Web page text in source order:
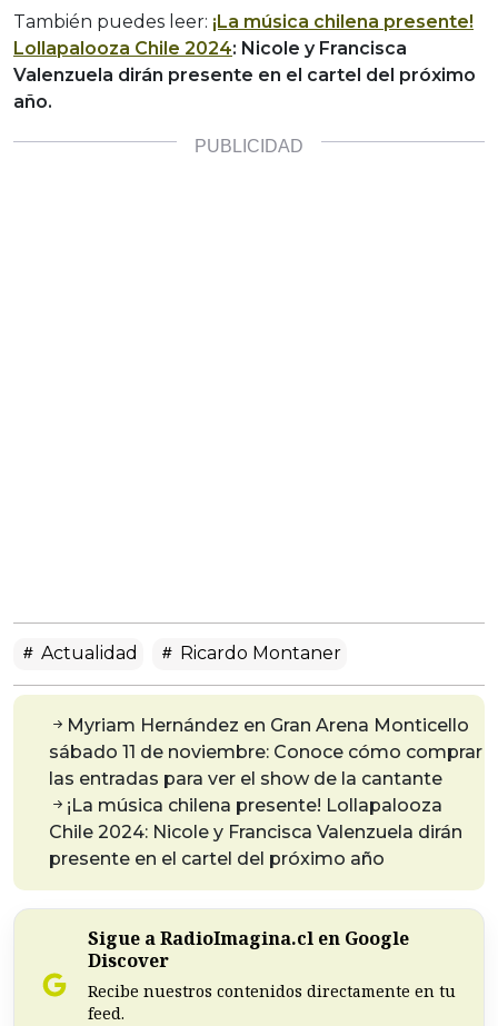
También puedes leer: ¡La música chilena presente!
Lollapalooza Chile 2024: Nicole y Francisca
Valenzuela dirán presente en el cartel del próximo
año.
Actualidad Ricardo Montaner
Myriam Hernández en Gran Arena Monticello
sábado 11 de noviembre: Conoce cómo comprar
las entradas para ver el show de la cantante
¡La música chilena presente! Lollapalooza
Chile 2024: Nicole y Francisca Valenzuela dirán
presente en el cartel del próximo año
Sigue a RadioImagina.cl en Google
Discover
Recibe nuestros contenidos directamente en tu
feed.